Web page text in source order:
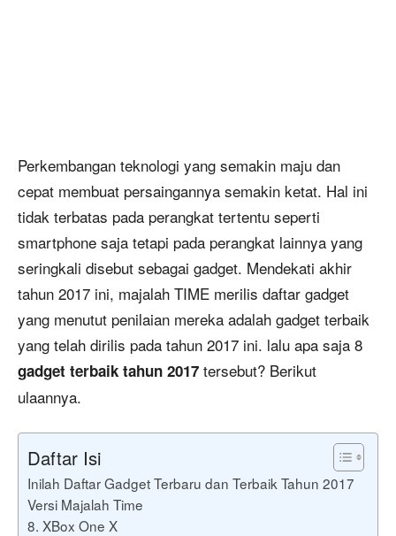
Perkembangan teknologi yang semakin maju dan
cepat membuat persaingannya semakin ketat. Hal ini
tidak terbatas pada perangkat tertentu seperti
smartphone saja tetapi pada perangkat lainnya yang
seringkali disebut sebagai gadget. Mendekati akhir
tahun 2017 ini, majalah TIME merilis daftar gadget
yang menutut penilaian mereka adalah gadget terbaik
yang telah dirilis pada tahun 2017 ini. lalu apa saja 8
gadget terbaik tahun 2017 tersebut? Berikut
ulaannya.
Daftar Isi
Inilah Daftar Gadget Terbaru dan Terbaik Tahun 2017
Versi Majalah Time
8. XBox One X